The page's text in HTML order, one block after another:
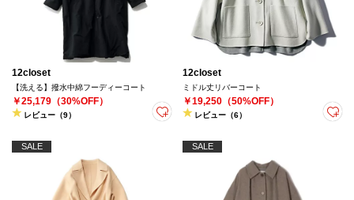
12closet
【洗える】撥水中綿フーディーコート
￥25,179（30%OFF）
レビュー（9）
12closet
ミドル丈リバーコート
￥19,250（50%OFF）
レビュー（6）
SALE SALE